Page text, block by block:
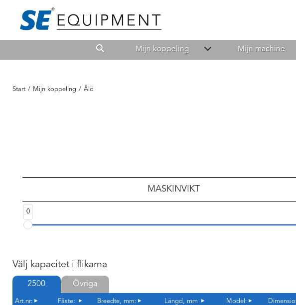
Mijn koppeling Mijn machine
Start / Mijn koppeling / Ålö
MASKINVIKT
0
Välj kapacitet i flikarna
2500
Art.nr: Fäste: Breedte, mm: Längd, mm Model:
Övriga